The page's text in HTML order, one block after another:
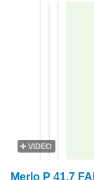
VIDEO